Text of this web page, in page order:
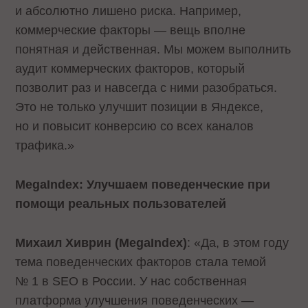
и абсолютно лишено риска. Например,
коммерческие факторы — вещь вполне
понятная и действенная. Мы можем выполнить
аудит коммерческих факторов, который
позволит раз и навсегда с ними разобраться.
Это не только улучшит позиции в Яндексе,
но и повысит конверсию со всех каналов
трафика.»
MegaIndex: Улучшаем поведенческие при
помощи реальных пользователей
Михаил Хиврин (MegaIndex): «Да, в этом году
тема поведенческих факторов стала темой
№ 1 в SEO в России. У нас собственная
платформа улучшения поведенческих —